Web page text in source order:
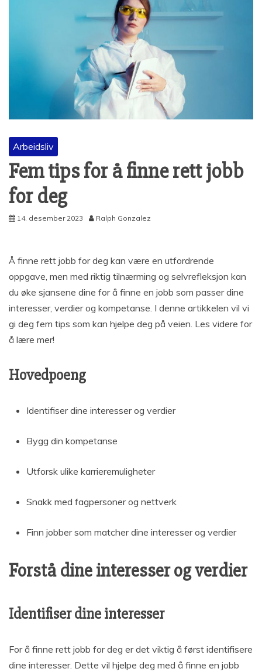
Arbeidsliv
Fem tips for å finne rett jobb
for deg
14. desember 2023 Ralph Gonzalez
Å finne rett jobb for deg kan være en utfordrende
oppgave, men med riktig tilnærming og selvrefleksjon kan
du øke sjansene dine for å finne en jobb som passer dine
interesser, verdier og kompetanse. I denne artikkelen vil vi
gi deg fem tips som kan hjelpe deg på veien. Les videre for
å lære mer!
Hovedpoeng
Identifiser dine interesser og verdier
Bygg din kompetanse
Utforsk ulike karrieremuligheter
Snakk med fagpersoner og nettverk
Finn jobber som matcher dine interesser og verdier
Forstå dine interesser og verdier
Identifiser dine interesser
For å finne rett jobb for deg er det viktig å først identifisere
dine interesser. Dette vil hjelpe deg med å finne en jobb